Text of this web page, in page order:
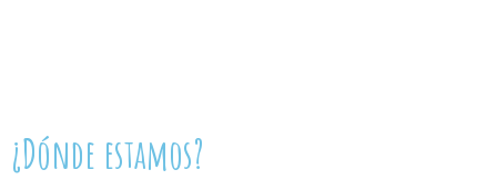
¿Dónde estamos?